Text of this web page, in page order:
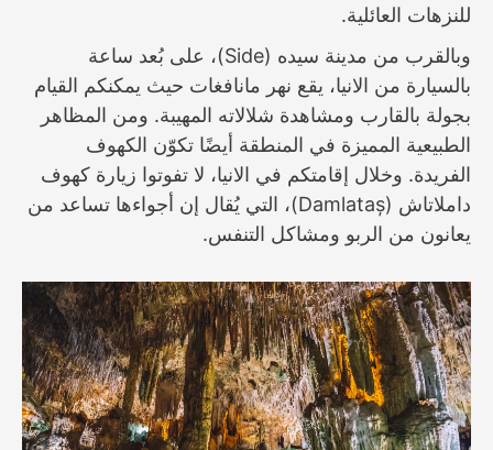
للنزهات العائلية.
وبالقرب من مدينة سيده (Side)، على بُعد ساعة
بالسيارة من الانيا، يقع نهر مانافغات حيث يمكنكم القيام
بجولة بالقارب ومشاهدة شلالاته المهيبة. ومن المظاهر
الطبيعية المميزة في المنطقة أيضًا تكوّن الكهوف
الفريدة. وخلال إقامتكم في الانيا، لا تفوتوا زيارة كهوف
داملاتاش (Damlataș)، التي يُقال إن أجواءها تساعد من
يعانون من الربو ومشاكل التنفس.